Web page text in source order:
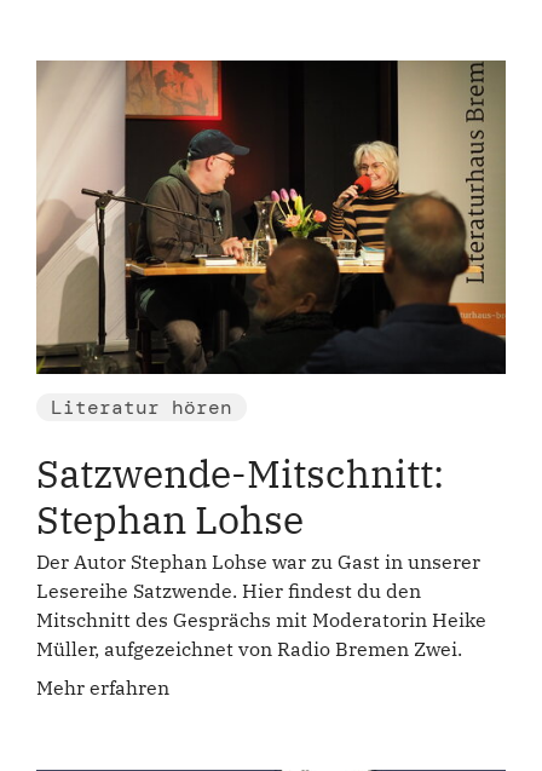
Literatur hören
Satzwende-Mitschnitt:
Stephan Lohse
Der Autor Stephan Lohse war zu Gast in unserer
Lesereihe Satzwende. Hier findest du den
Mitschnitt des Gesprächs mit Moderatorin Heike
Müller, aufgezeichnet von Radio Bremen Zwei.
Mehr erfahren